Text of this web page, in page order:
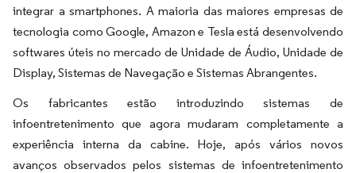
integrar a smartphones. A maioria das maiores empresas de
tecnologia como Google, Amazon e Tesla está desenvolvendo
softwares úteis no mercado de Unidade de Áudio, Unidade de
Display, Sistemas de Navegação e Sistemas Abrangentes.
Os fabricantes estão introduzindo sistemas de
infoentretenimento que agora mudaram completamente a
experiência interna da cabine. Hoje, após vários novos
avanços observados pelos sistemas de infoentretenimento